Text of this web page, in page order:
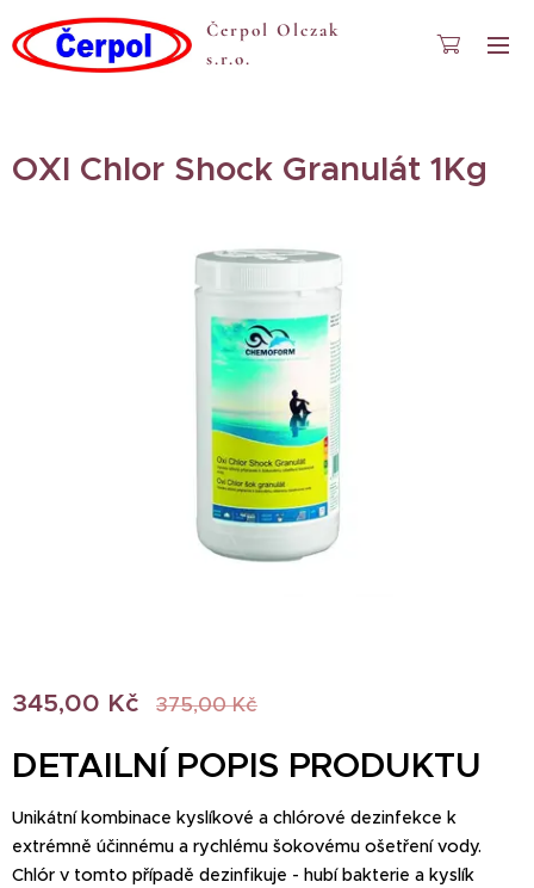
Čerpol Olczak
s.r.o.
OXI Chlor Shock Granulát 1Kg
345,00 Kč 375,00Kč
DETAILNÍ POPIS PRODUKTU
Unikátní kombinace kyslíkové a chlórové dezinfekce k
extrémně účinnému a rychlému šokovému ošetření vody.
Chlór v tomto případě dezinfikuje - hubí bakterie a kyslík